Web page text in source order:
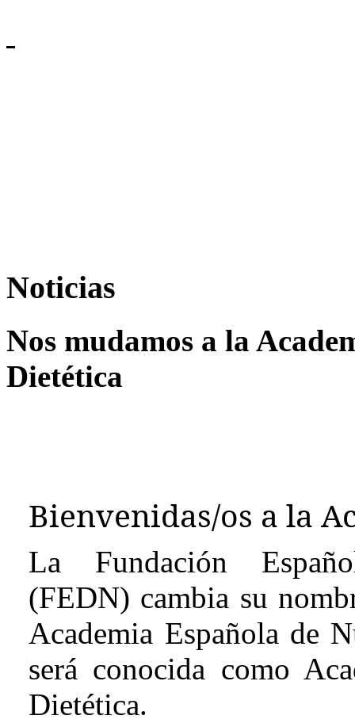
Noticias
Nos mudamos a la
Dietética
Bienvenidas/os a la
La Fundación
(FEDN) cambia su
Academia Española de
será conocida como
Dietética.